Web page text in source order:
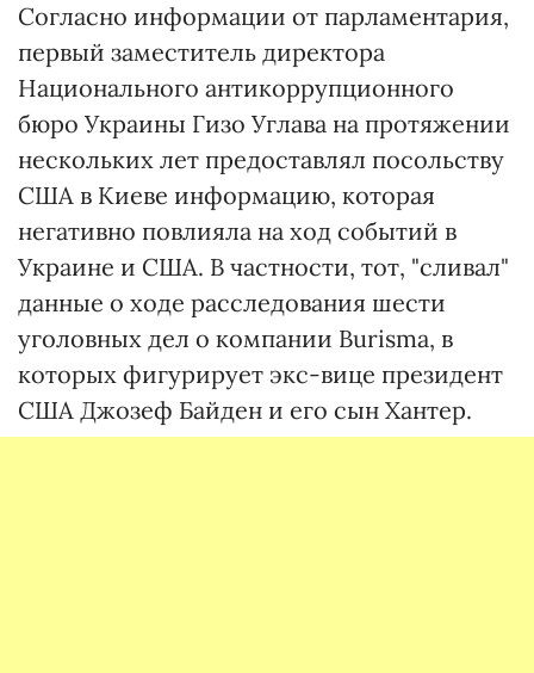
Согласно информации от парламентария,
первый заместитель директора
Национального антикоррупционного
бюро Украины Гизо Углава на протяжении
нескольких лет предоставлял посольству
США в Киеве информацию, которая
негативно повлияла на ход событий в
Украине и США. В частности, тот, "сливал"
данные о ходе расследования шести
уголовных дел о компании Burisma, в
которых фигурирует экс-вице президент
США Джозеф Байден и его сын Хантер.